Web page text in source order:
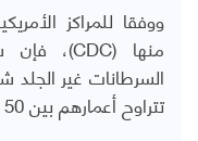
ووفقا للمراكز
منها (CDC)، فإن
السرطانات غير الجلد
تتراوح أعمارهم بين 50 عاما فما فوق،